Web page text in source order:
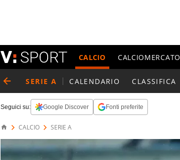
CALCIO CALCIOMERCATO
SERIE A CALENDARIO CLASSIFICA
Seguici su: Google Discover Fonti preferite
CALCIO SERIE A